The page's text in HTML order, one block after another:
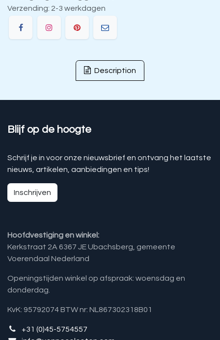
Verzending: 2-3 werkdagen
Description
Blijf op de hoogte
Schrijf je in voor onze nieuwsbrief en ontvang het laatste
nieuws, artikelen, aanbiedingen en tips!
Inschrijven
Hoofdvestiging en winkel:
Kerkstraat 2A 6367 JE Ubachsberg, gemeente
Voerendaal Nederland
Openingstijden winkel op afspraak: woensdag en
donderdag.
KvK: 95792074 BTW nr: NL867302318B01
+31 (0)45-5754557